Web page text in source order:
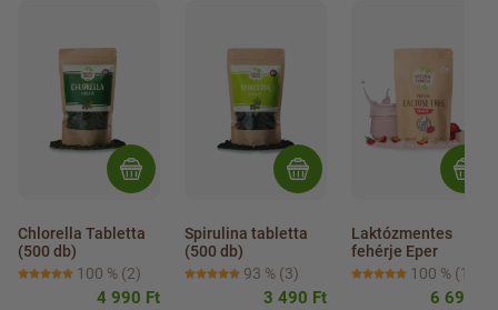
Chlorella Tabletta
(500 db)
100 % (2)
4 990 Ft
Spirulina tabletta
(500 db)
93 % (3)
3 490 Ft
Laktózmentes
fehérje Eper
100 % (1)
6 690 Ft